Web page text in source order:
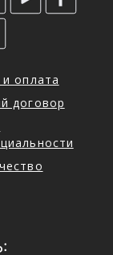
оплата
договор